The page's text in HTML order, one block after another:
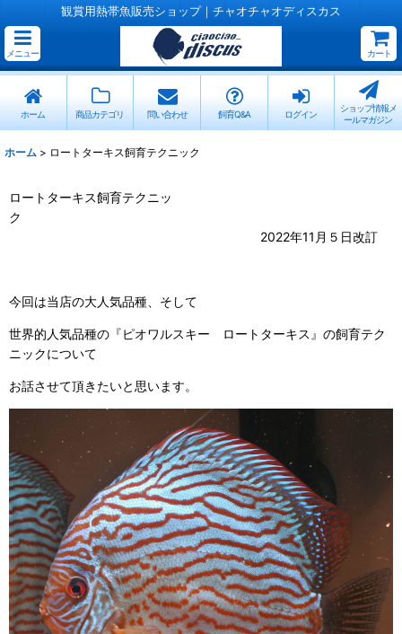
観賞用熱帯魚販売ショップ｜チャオチャオディスカス
メニュー カート
ホーム 商品カテゴリ 問い合わせ 飼育Q&A ログイン
ショップ情報メ
ールマガジン
ホーム > ロートターキス飼育テクニック
ロートターキス飼育テクニッ
ク
2022年11月５日改訂
今回は当店の大人気品種、そして
世界的人気品種の『ピオワルスキー ロートターキス』の飼育テク
ニックについて
お話させて頂きたいと思います。